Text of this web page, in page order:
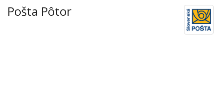
služby› Pošty› Pošta Pôtor
Pošta Pôtor